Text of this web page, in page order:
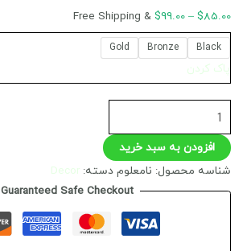
$85.00
–
$99.00
& Free Shipping
Black
Bronze
Gold
پاک کردن
افزودن به سبد خرید
شناسه محصول: نامعلوم دسته: Decor
Guaranteed Safe Checkout